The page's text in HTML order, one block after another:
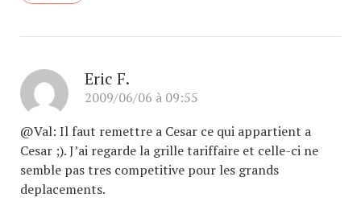
Eric F.
2009/06/06 à 09:55
@Val: Il faut remettre a Cesar ce qui appartient a
Cesar ;). J’ai regarde la grille tariffaire et celle-ci ne
semble pas tres competitive pour les grands
deplacements.